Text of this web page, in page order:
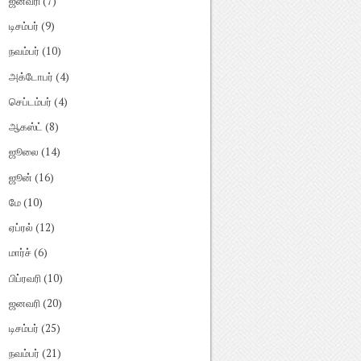
டிசம்பர் (9)
நவம்பர் (10)
அக்டோபர் (4)
செப்டம்பர் (4)
ஆகஸ்ட் (8)
ஜூலை (14)
ஜூன் (16)
மே(10)
ஏப்ரல் (12)
மார்ச்(6)
பிப்ரவரி (10)
ஜனவரி(20)
டிசம்பர் (25)
நவம்பர் (21)